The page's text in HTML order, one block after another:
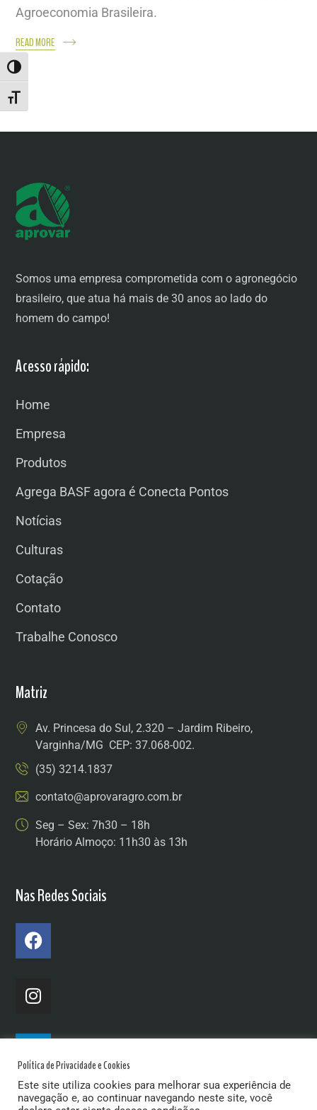
ALTERNAR ALTO CONTRASTE
ALTERNAR TAMANHO DA FONTE
Agroeconomia Brasileira.
READ MORE
Somos uma empresa comprometida com o agronegócio
brasileiro, que atua há mais de 30 anos ao lado do
homem do campo!
Acesso rápido:
Home
Empresa
Produtos
Agrega BASF agora é Conecta Pontos
Notícias
Culturas
Cotação
Contato
Trabalhe Conosco
Matriz
Av. Princesa do Sul, 2.320 – Jardim Ribeiro,
Varginha/MG CEP: 37.068-002.
(35) 3214.1837
contato@aprovaragro.com.br
Seg – Sex: 7h30 – 18h
Horário Almoço: 11h30 às 13h
Nas Redes Sociais
Política de Privacidade e Cookies
Este site utiliza cookies para melhorar sua experiência de
navegação e, ao continuar navegando neste site, você